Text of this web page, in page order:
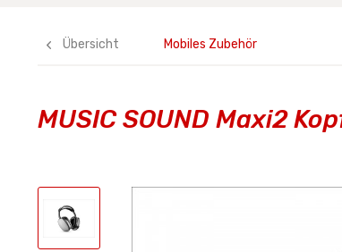
Übersicht Mobiles Zubehör
MUSIC SOUND Maxi2